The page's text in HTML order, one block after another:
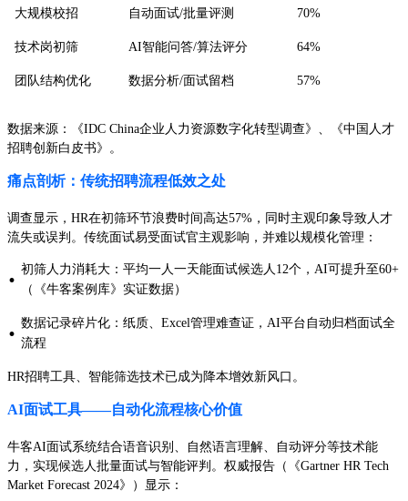
大规模校招 自动面试/批量评测 70%
技术岗初筛 AI智能问答/算法评分 64%
团队结构优化 数据分析/面试留档 57%
数据来源：《IDC China企业人力资源数字化转型调查》、《中国人才
招聘创新白皮书》。
痛点剖析：传统招聘流程低效之处
调查显示，HR在初筛环节浪费时间高达57%，同时主观印象导致人才
流失或误判。传统面试易受面试官主观影响，并难以规模化管理：
· 初筛人力消耗大：平均一人一天能面试候选人12个，AI可提升至60+
（《牛客案例库》实证数据）
· 数据记录碎片化：纸质、Excel管理难查证，AI平台自动归档面试全
流程
HR招聘工具、智能筛选技术已成为降本增效新风口。
AI面试工具——自动化流程核心价值
牛客AI面试系统结合语音识别、自然语言理解、自动评分等技术能
力，实现候选人批量面试与智能评判。权威报告（《Gartner HR Tech
Market Forecast 2024》）显示：